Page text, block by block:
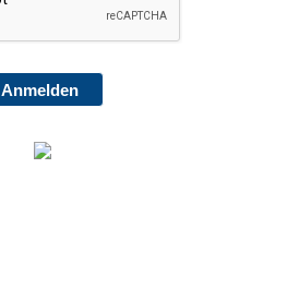
Anmelden